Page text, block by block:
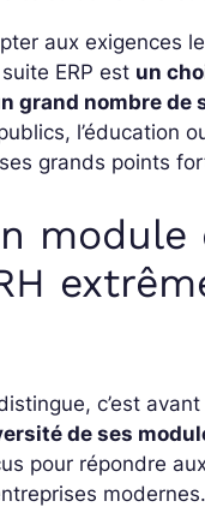
aux exigences
ERP est un
grand nombre de
l’éducation
grands points
module
c’est
de ses
pour répondre
modernes.